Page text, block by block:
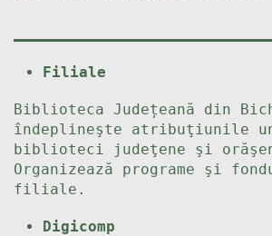
Filiale
Biblioteca Județeană din
îndeplineşte atribuţiunile
biblioteci judeţene şi
Organizează programe şi
filiale.
Digicomp